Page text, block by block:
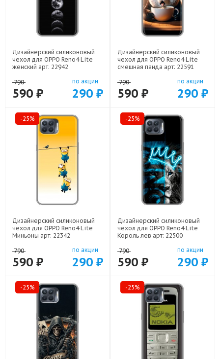
Дизайнерский силиконовый
чехол для OPPO Reno4 Lite
женский арт: 22942
790
590 ₽
по акции
290 ₽
Дизайнерский силиконовый
чехол для OPPO Reno4 Lite
смешная панда арт: 22591
790
590 ₽
по акции
290 ₽
-25%
Дизайнерский силиконовый
чехол для OPPO Reno4 Lite
Миньоны арт: 22342
790
590 ₽
по акции
290 ₽
-25%
Дизайнерский силиконовый
чехол для OPPO Reno4 Lite
Король лев арт: 22500
790
590 ₽
по акции
290 ₽
-25% -25%